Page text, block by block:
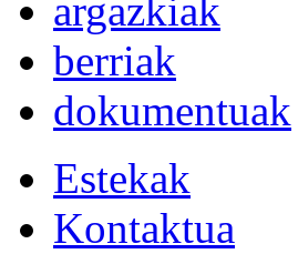
argazkiak
berriak
dokumentuak
Estekak
Kontaktua